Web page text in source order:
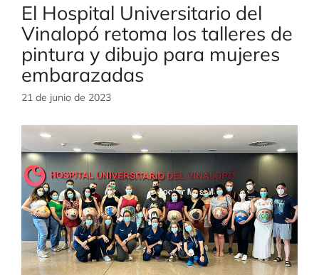
El Hospital Universitario del
Vinalopó retoma los talleres de
pintura y dibujo para mujeres
embarazadas
21 de junio de 2023